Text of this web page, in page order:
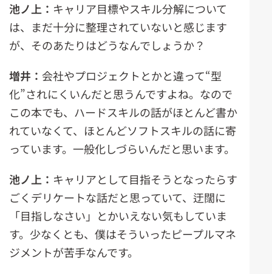
池ノ上： キャリア目標やスキル分解について
は、まだ十分に整理されていないと感じます
が、そのあたりはどうなんでしょうか？
増井： 会社やプロジェクトとかと違って“型
化”されにくいんだと思うんですよね。なので
この本でも、ハードスキルの話がほとんど書か
れていなくて、ほとんどソフトスキルの話に寄
っています。一般化しづらいんだと思います。
池ノ上： キャリアとして目指そうとなったらす
ごくデリケートな話だと思っていて、迂闊に
「目指しなさい」とかいえない気もしていま
す。少なくとも、僕はそういったピープルマネ
ジメントが苦手なんです。